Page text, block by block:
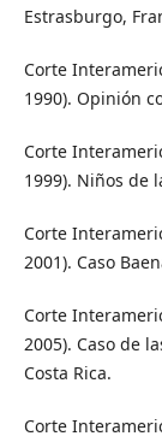
Estrasburgo,
Corte
1990). Opinión
Corte
1999). Niños de
Corte
2001). Caso
Corte
2005). Caso de
Costa Rica.
Corte